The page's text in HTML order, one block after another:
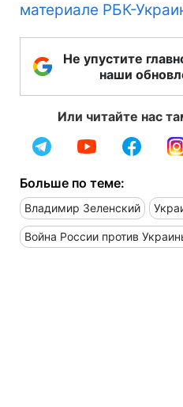
материале РБК-
Не упустите
наши
Или читайте нас
Больше по теме:
Владимир Зеленский
Война России против